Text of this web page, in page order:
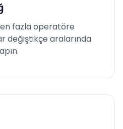
fazla operatöre
değiştikçe aralarında